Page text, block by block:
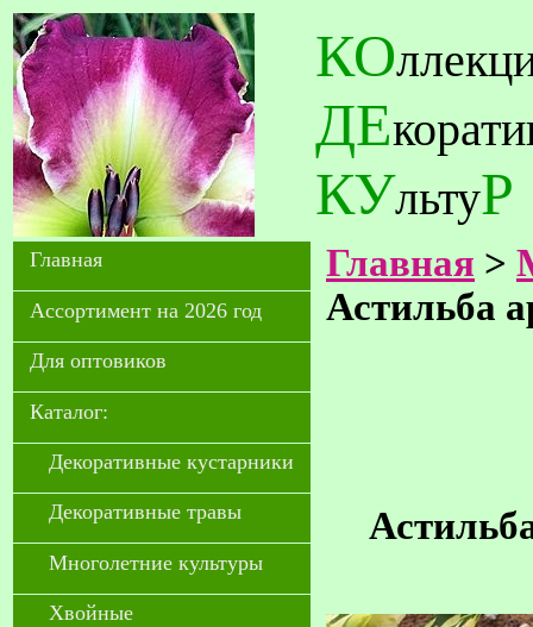
КО
ДЕ
КУльтуР
Главная
Ассортимент на 2026 год
Для оптовиков
Каталог:
Декоративные кустарники
Декоративные травы
Многолетние культуры
Хвойные
Главная >
Астильба